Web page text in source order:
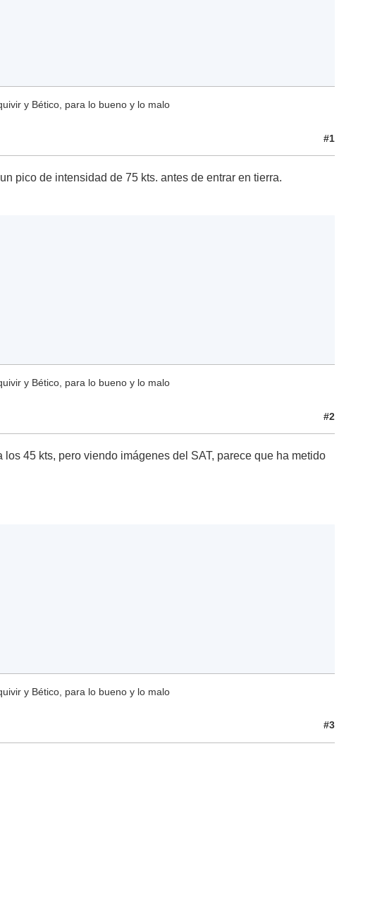
y Bético, para lo bueno y lo malo
#1
pico de intensidad de 75 kts. antes de entrar en tierra.
y Bético, para lo bueno y lo malo
#2
45 kts, pero viendo imágenes del SAT, parece que ha metido
y Bético, para lo bueno y lo malo
#3